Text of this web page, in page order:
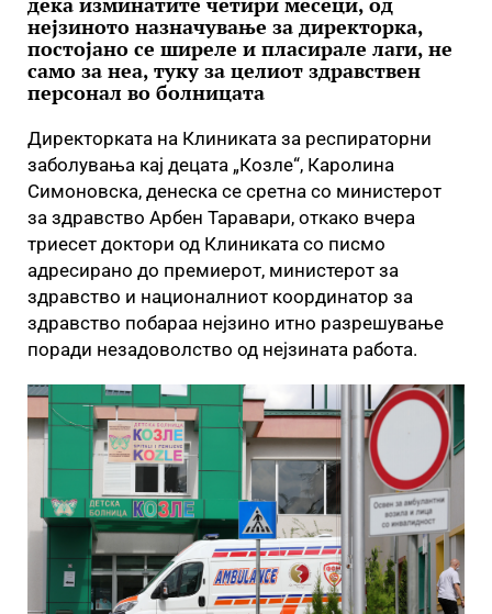
нејзиното назначување за директорка,
постојано се ширеле и пласирале лаги, не
само за неа, туку за целиот здравствен
персонал во болницата
Директорката на Клиниката за респираторни
заболувања кај децата „Козле“, Каролина
Симоновска, денеска се сретна со министерот
за здравство Арбен Таравари, откако вчера
триесет доктори од Клиниката со писмо
адресирано до премиерот, министерот за
здравство и националниот координатор за
здравство побараа нејзино итно разрешување
поради незадоволство од нејзината работа.